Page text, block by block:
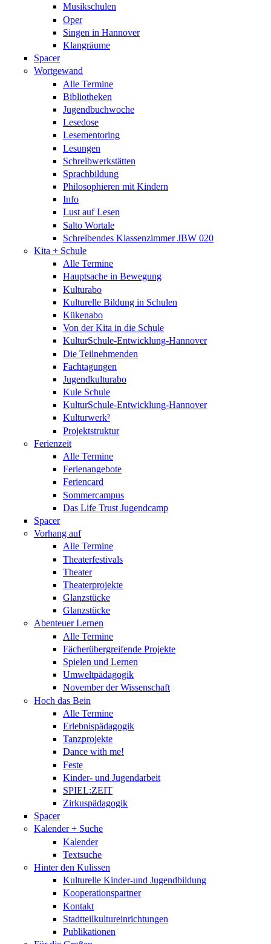
Musikschulen
Oper
Singen in Hannover
Klangräume
Spacer
Wortgewand
Alle Termine
Bibliotheken
Jugendbuchwoche
Lesedose
Lesementoring
Lesungen
Schreibwerkstätten
Sprachbildung
Philosophieren mit Kindern
Info
Lust auf Lesen
Salto Wortale
Schreibendes Klassenzimmer JBW 020
Kita + Schule
Alle Termine
Hauptsache in Bewegung
Kulturabo
Kulturelle Bildung in Schulen
Kükenabo
Von der Kita in die Schule
KulturSchule-Entwicklung-Hannover
Die Teilnehmenden
Fachtagungen
Jugendkulturabo
Kule Schule
KulturSchule-Entwicklung-Hannover
Kulturwerk²
Projektstruktur
Ferienzeit
Alle Termine
Ferienangebote
Feriencard
Sommercampus
Das Life Trust Jugendcamp
Spacer
Vorhang auf
Alle Termine
Theaterfestivals
Theater
Theaterprojekte
Glanzstücke
Glanzstücke
Abenteuer Lernen
Alle Termine
Fächerübergreifende Projekte
Spielen und Lernen
Umweltpädagogik
November der Wissenschaft
Hoch das Bein
Alle Termine
Erlebnispädagogik
Tanzprojekte
Dance with me!
Feste
Kinder- und Jugendarbeit
SPIEL:ZEIT
Zirkuspädagogik
Spacer
Kalender + Suche
Kalender
Textsuche
Hinter den Kulissen
Kulturelle Kinder-und Jugendbildung
Kooperationspartner
Kontakt
Stadtteilkultureinrichtungen
Publikationen